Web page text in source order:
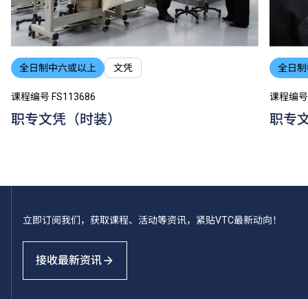
全日制中六或以上 文凭
课程编号 FS113686
职专文凭（时装）
全日
课程编
职专
立即订阅我们，获取课程、活动等资讯，紧贴VTC最新动向！
接收最新资讯